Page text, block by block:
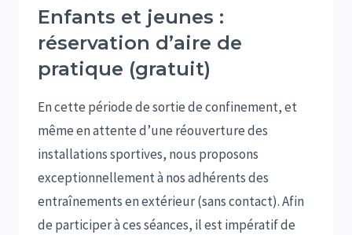
Enfants et jeunes :
réservation d’aire de
pratique (gratuit)
En cette période de sortie de confinement, et
même en attente d’une réouverture des
installations sportives, nous proposons
exceptionnellement à nos adhérents des
entraînements en extérieur (sans contact). Afin
de participer à ces séances, il est impératif de